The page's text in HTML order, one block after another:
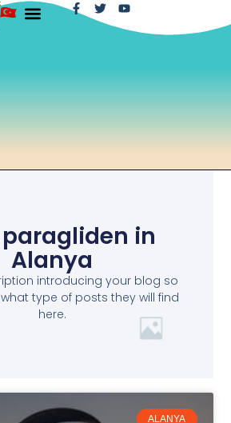
paragliden in
Alanya
introducing your blog so
type of posts they will find
here.
ALANYA